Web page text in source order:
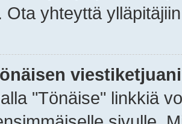
Ota yhteyttä
"Tönäise" linkkiä